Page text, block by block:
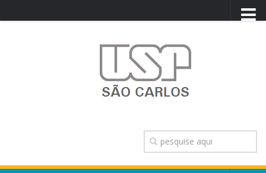
TRANSPARÊNCIA
OUVIDORIA